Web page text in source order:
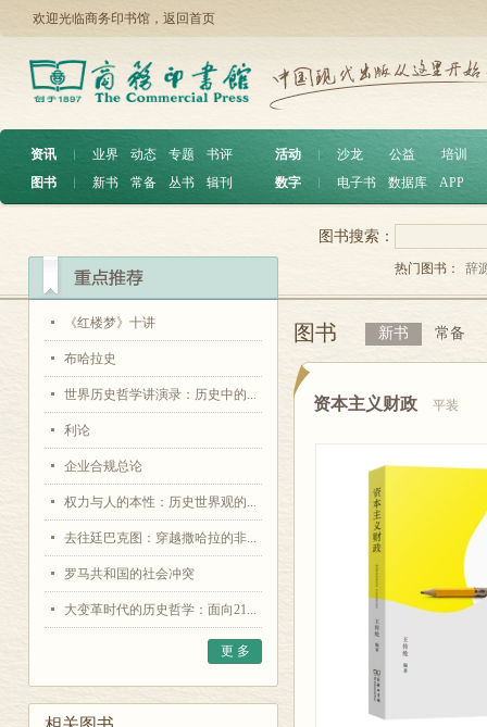
欢迎光临商务印书馆， 返回首页
资讯 ︱ 业界 动态 专题
书评
图书
︱ 新书 常备 丛书 辑刊
活动 沙龙 公益
培训
数字
电子书 数据库 APP
《红楼梦》十讲
布哈拉史
世界历史哲学讲演录：历史中的...
利论
企业合规总论
权力与人的本性：历史世界观的...
去往廷巴克图：穿越撒哈拉的非...
罗马共和国的社会冲突
大变革时代的历史哲学：面向21...
更 多
图书搜索：
热门图书： 辞
图书 新书 常备
资本主义财政 平装